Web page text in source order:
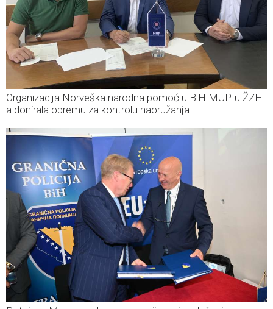
Organizacija Norveška narodna pomoć u BiH MUP-u ŽZH-
a donirala opremu za kontrolu naoružanja